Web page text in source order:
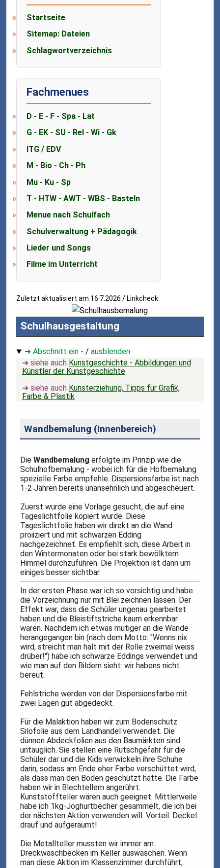
Startseite
Sitemap: Dateien
Schlagwortverzeichnis
Fachmenues
D - E - F - Spa - Lat
G - EK - SU - Rel - Wi - Gk
ITG / EDV
M - Bio - Ch - Ph
Mu - Ku - Sp
T - HTW - AWT - WBS - Basteln
Menue nach Schulfach
Schulverwaltung + Pädagogik
Lieder und Songs
Filme im Unterricht
Zuletzt aktualisiert am 16.7.2026 / Linkcheck:
Schulhausgestaltung
➜ Abschnitt ein - /ausblenden
➜ siehe auch Kunstgeschichte - Abbildungen und
Künstler der Kunstgeschichte
➜ siehe auch Kunsterziehung, Tipps für Grafik,
Farbe & Plastik
Wandbemalung (Innenbereich)
DieWandbemalung erfolgte im Prinzip wie die
Schulhofbemalung - wobei ich für die Hofbemalung
spezielle Farbe empfehle. Dispersionsfarbe ist nach
1-2 Jahren bereits unansehnlich und abgescheuert.
Zuerst wurde eine Vorlage gesucht, die auf eine
Tageslichtfolie kopiert wurde. Diese
Tageslichtfolie haben wir direkt an die Wand
proiiziert und mit schwarzen Edding
nachgezeichnet. Es empfiehlt sich, diese Arbeit in
den Wintermonaten oder bei stark bewölktem
Himmel durchzuführen. Die Projektion ist dann um
einiges besser sichtbar.
In der ersten Phase war ich so vorsichtig und habe
die Vorzeichnung nur mit Blei zeichnen lassen. Der
Effekt war, dass die Schüler ungenau gearbeitet
haben und die Bleistiftstriche kaum erkennbar
waren. Nachdem ich etwas mutiger an die Wände
herangegangen bin (nach dem Motto: "Wenns nix
wird, streicht man halt mit der Rolle zweimal weiss
drüber!") habe ich schwarze Eddings verwendet und
wie man auf den Bildern sieht: wir habens nicht
bereut.
Fehlstriche werden von der Dispersionsfarbe mit
zwei Lagen gut abgedeckt.
Für die Malaktion haben wir zum Bodenschutz
Silofolie aus dem Landhandel verwendet. Die
dünnen Abdeckfolien aus den Baumärkten sind
untauglich. Sie stellen eine Rutschgefahr für die
Schüler dar und die Kids verwickeln ihre Schuhe
darin, sodass am Ende eher Farbe verschüttet wird,
als dass man den Boden geschützt hätte. Die Farbe
haben wir in Blechtellern angerührt.
Kunststoffteller wären auch geeignet. Mittlerweile
habe ich 1kg-Joghurtbecher gesammelt, die ich bei
der nächsten Aktion verwenden will: Vorteil: Deckel
drauf und aufgeräumt!
Die Metallteller mussten wir immer am
Dreckwaschbecken im Keller auswaschen. Wenn
man diese Aktion im Klassenzimmer durchführt,